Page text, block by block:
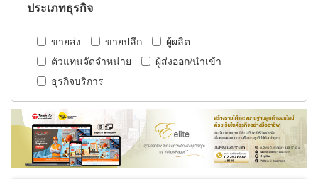
ประเภทธุรกิจ
ขายส่ง ขายปลีก
ผู้ผลิต
ตัวแทนจัดจำหน่าย
ผู้ส่งออก/นำเข้า
ธุรกิจบริการ